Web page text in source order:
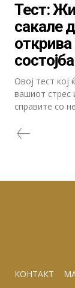
Тест:
сакале
состојба
Овој тест кој
вашиот стрес
справите со
КОНТАКТ